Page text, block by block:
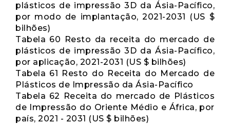
plásticos de impressão 3D da Ásia-Pacífico,
por modo de implantação, 2021-2031 (US $
bilhões)
Tabela 60 Resto da receita do mercado de
plásticos de impressão 3D da Ásia-Pacífico,
por aplicação, 2021-2031 (US $ bilhões)
Tabela 61 Resto do Receita do Mercado de
Plásticos de Impressão da Ásia-Pacífico
Tabela 62 Receita do mercado de Plásticos
de Impressão do Oriente Médio e África, por
país, 2021 - 2031 (US $ bilhões)